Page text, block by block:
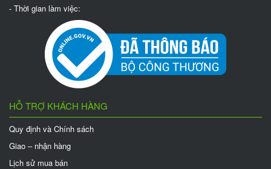
- Thời gian làm việc:
HỖ TRỢ KHÁCH HÀNG
Quy định và Chính sách
Giao – nhận hàng
Lịch sử mua bán